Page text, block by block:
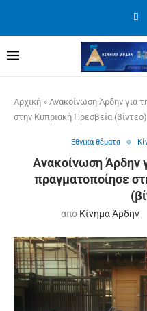
Αρχική » Ανακοίνωση Άρδην για
στην Κυπριακή Πρεσβεία (βίντεο)
Εθνικά θέματα
Ανακοίνωση Άρδην
πραγματοποίησε
από Κίνημα Άρδην